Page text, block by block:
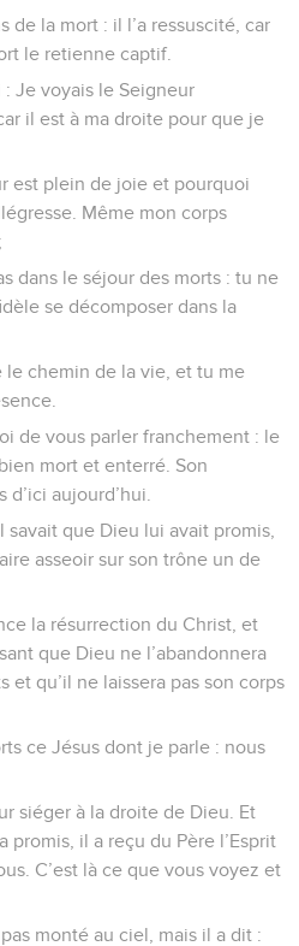
de la mort : il l’a ressuscité, car
le retienne captif.
Je voyais le Seigneur
il est à ma droite pour que je
est plein de joie et pourquoi
Même mon corps
dans le séjour des morts : tu ne
se décomposer dans la
le chemin de la vie, et tu me
de vous parler franchement : le
mort et enterré. Son
aujourd’hui.
que Dieu lui avait promis,
asseoir sur son trône un de
la résurrection du Christ, et
que Dieu ne l’abandonnera
et qu’il ne laissera pas son corps
ce Jésus dont je parle : nous
siéger à la droite de Dieu. Et
promis, il a reçu du Père l’Esprit
C’est là ce que vous voyez et
monté au ciel, mais il a dit :